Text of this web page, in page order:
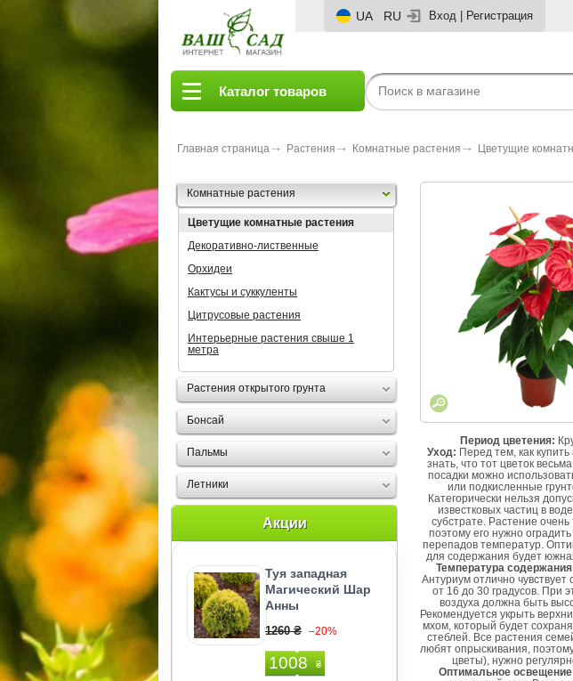
UA RU Вход Регистрация
Каталог товаров
Главная страница Растения Комнатные растения Цветущие
Комнатные растения
Цветущие комнатные растения
Декоративно-лиственные
Орхидеи
Кактусы и суккуленты
Цитрусовые растения
Интерьерные растения свыше 1
метра
Растения открытого грунта
Бонсай
Пальмы
Летники
Акции
Туя западная
Магический Шар
Анны
1260 ₴ –20%
1008 ₴
Период цветения:
Уход: Перед тем, как
знать, что тот цветок
посадки можно
или подкисленные
Категорически нельзя
известковых частиц в
субстрате. Растение
поэтому его нужно оградить
перепадов температур.
для содержания будет
Температура
Антуриум отлично чувствует
от 16 до 30 градусов. При
воздуха должна быть
Рекомендуется укрыть
мхом, который будет
стеблей. Все растения
любят опрыскивания,
цветы), нужно
Оптимальное